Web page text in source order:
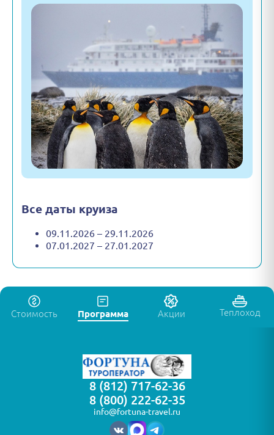
Все даты круиза
09.11.2026 – 29.11.2026
07.01.2027 – 27.01.2027
Стоимость Программа Акции Теплоход
8 (812) 717-62-36
8 (800) 222-62-35
info@fortuna-travel.ru